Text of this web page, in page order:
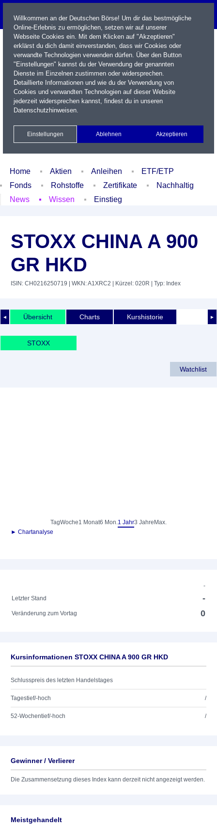
Name / WKN / ISIN / Kürzel
Xetra Realtime
Watchlist Portfolio Login
Home Aktien Anleihen
ETF/ETP
Fonds
Rohstoffe Zertifikate
Nachhaltig
News
Wissen Einstieg
STOXX CHINA A 900
GR HKD
ISIN: CH0216250719 | WKN: A1XRC2 | Kürzel: 020R | Typ: Index
◄ ►
Übersicht Charts Kurshistorie
STOXX
Watchlist
TagWoche1 Monat6 Mon.1 Jahr3 Jahre Max.
► Chartanalyse
-
Letzter Stand
-
Veränderung zum Vortag 0
Kursinformationen STOXX CHINA A 900 GR HKD
Schlusspreis des letzten Handelstages
Tagestief/-hoch /
52-Wochentief/-hoch /
Gewinner / Verlierer
Die Zusammensetzung dieses Index kann derzeit nicht angezeigt werden.
Meistgehandelt
Willkommen an der Deutschen Börse! Um dir das bestmögliche
Online-Erlebnis zu ermöglichen, setzen wir auf unserer
Webseite Cookies ein. Mit dem Klicken auf "Akzeptieren"
erklärst du dich damit einverstanden, dass wir Cookies oder
verwandte Technologien verwenden dürfen. Über den Button
"Einstellungen" kannst du der Verwendung der genannten
Dienste im Einzelnen zustimmen oder widersprechen.
Detaillierte Informationen und wie du der Verwendung von
Cookies und verwandten Technologien auf dieser Website
jederzeit widersprechen kannst, findest du in unseren
Datenschutzhinweisen.
Einstellungen Ablehnen Akzeptieren